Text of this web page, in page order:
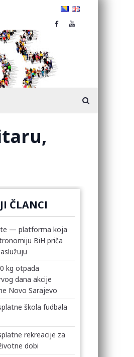
ČLANCI
— platforma koja
BiH priča
kg otpada
dana akcije
Novo Sarajevo
škola fudbala
rekreacije za
dobi